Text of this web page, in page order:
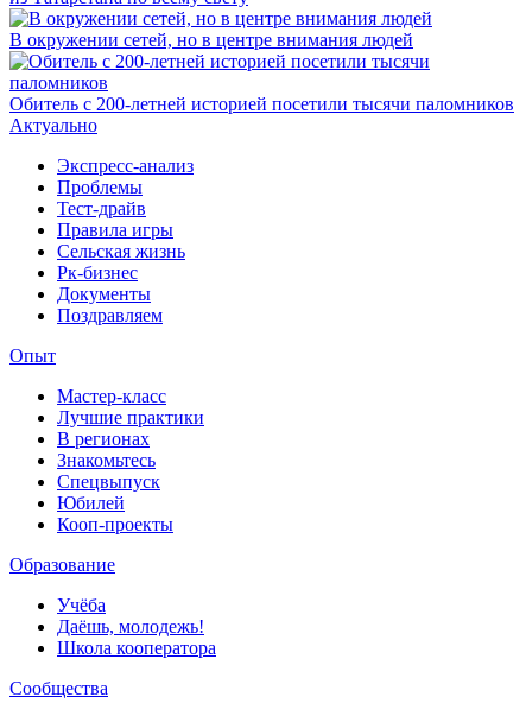
В окружении сетей, но в центре внимания людей
Обитель с 200-летней историей посетили тысячи паломников
Актуально
Экспресс-анализ
Проблемы
Тест-драйв
Правила игры
Сельская жизнь
Рк-бизнес
Документы
Поздравляем
Опыт
Мастер-класс
Лучшие практики
В регионах
Знакомьтесь
Спецвыпуск
Юбилей
Кооп-проекты
Образование
Учёба
Даёшь, молодежь!
Школа кооператора
Сообщества